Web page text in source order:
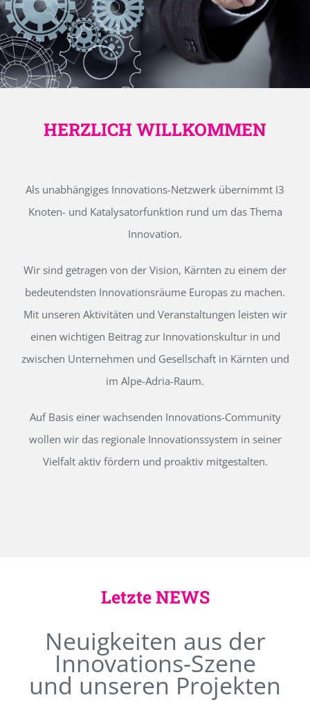
HERZLICH WILLKOMMEN
Als unabhängiges Innovations-Netzwerk übernimmt I3
Knoten- und Katalysatorfunktion rund um das Thema
Innovation.
Wir sind getragen von der Vision, Kärnten zu einem der
bedeutendsten Innovationsräume Europas zu machen.
Mit unseren Aktivitäten und Veranstaltungen leisten wir
einen wichtigen Beitrag zur Innovationskultur in und
zwischen Unternehmen und Gesellschaft in Kärnten und
im Alpe-Adria-Raum.
Auf Basis einer wachsenden Innovations-Community
wollen wir das regionale Innovationssystem in seiner
Vielfalt aktiv fördern und proaktiv mitgestalten.
Letzte NEWS
Neuigkeiten aus der
Innovations-Szene
und unseren Projekten